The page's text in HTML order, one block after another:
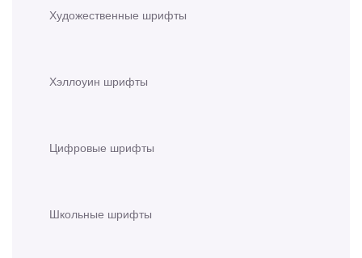
Художественные шрифты
Хэллоуин шрифты
Цифровые шрифты
Школьные шрифты